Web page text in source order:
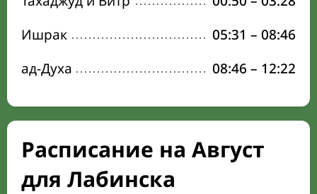
Ишрак
05:31 – 08:46
ад-Духа
08:46 – 12:22
Расписание на Август
для Лабинска